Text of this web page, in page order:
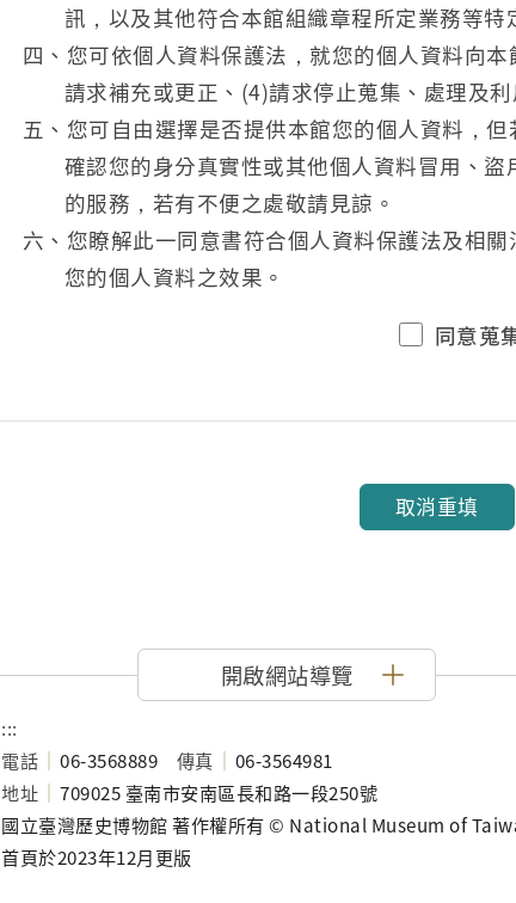
訊，以及其他符合本館組織章程所定業務等特
四、您可依個人資料保護法，就您的個人資料向
請求補充或更正、(4)請求停止蒐集、處理及
五、您可自由選擇是否提供本館您的個人資料，
確認您的身分真實性或其他個人資料冒用、
的服務，若有不便之處敬請見諒。
六、您瞭解此一同意書符合個人資料保護法及相
您的個人資料之效果。
同意蒐
取消重填
開啟網站導覽
:::
電話
06-3568889 傳真
06-3564981
地址
709025 臺南市安南區長和路一段250號
國立臺灣歷史博物館 著作權所有 © National Museum of
首頁於2023年12月更版